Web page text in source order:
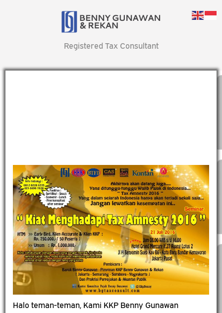
Registered Tax Consultant
Halo teman-teman, Kami KKP Benny Gunawan